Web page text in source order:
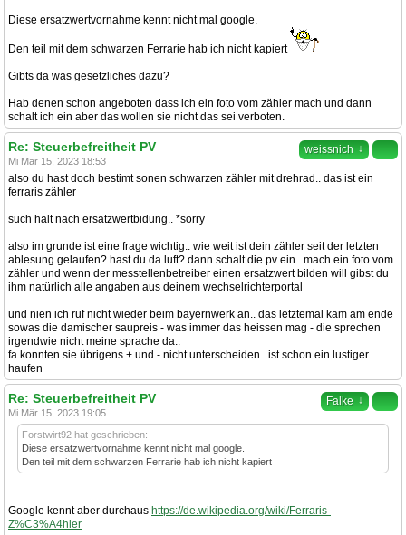
Diese ersatzwertvornahme kennt nicht mal google.
Den teil mit dem schwarzen Ferrarie hab ich nicht kapiert
Gibts da was gesetzliches dazu?
Hab denen schon angeboten dass ich ein foto vom zähler mach und dann
schalt ich ein aber das wollen sie nicht das sei verboten.
weissnich ↓
Re: Steuerbefreitheit PV
Mi Mär 15, 2023 18:53
also du hast doch bestimt sonen schwarzen zähler mit drehrad.. das ist ein
ferraris zähler
such halt nach ersatzwertbidung.. *sorry
also im grunde ist eine frage wichtig.. wie weit ist dein zähler seit der letzten
ablesung gelaufen? hast du da luft? dann schalt die pv ein.. mach ein foto vom
zähler und wenn der messtellenbetreiber einen ersatzwert bilden will gibst du
ihm natürlich alle angaben aus deinem wechselrichterportal
und nien ich ruf nicht wieder beim bayernwerk an.. das letztemal kam am ende
sowas die damischer saupreis - was immer das heissen mag - die sprechen
irgendwie nicht meine sprache da..
fa konnten sie übrigens + und - nicht unterscheiden.. ist schon ein lustiger
haufen
Falke ↓
Re: Steuerbefreitheit PV
Mi Mär 15, 2023 19:05
Forstwirt92 hat geschrieben:
Diese ersatzwertvornahme kennt nicht mal google.
Den teil mit dem schwarzen Ferrarie hab ich nicht kapiert
Google kennt aber durchaus https://de.wikipedia.org/wiki/Ferraris-
Z%C3%A4hler